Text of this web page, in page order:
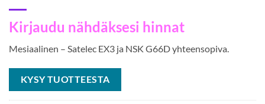
Kirjaudu nähdäksesi hinnat
Mesiaalinen – Satelec EX3 ja NSK G66D yhteensopiva.
KYSY TUOTTEESTA